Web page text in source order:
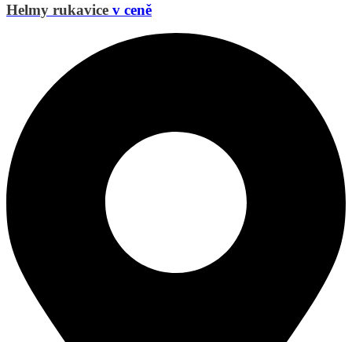
Helmy rukavice v ceně